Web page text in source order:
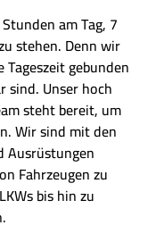
am Tag, 7
stehen. Denn wir
gebunden
sind. Unser hoch
steht bereit, um
Wir sind mit den
Ausrüstungen
Fahrzeugen zu
bis hin zu